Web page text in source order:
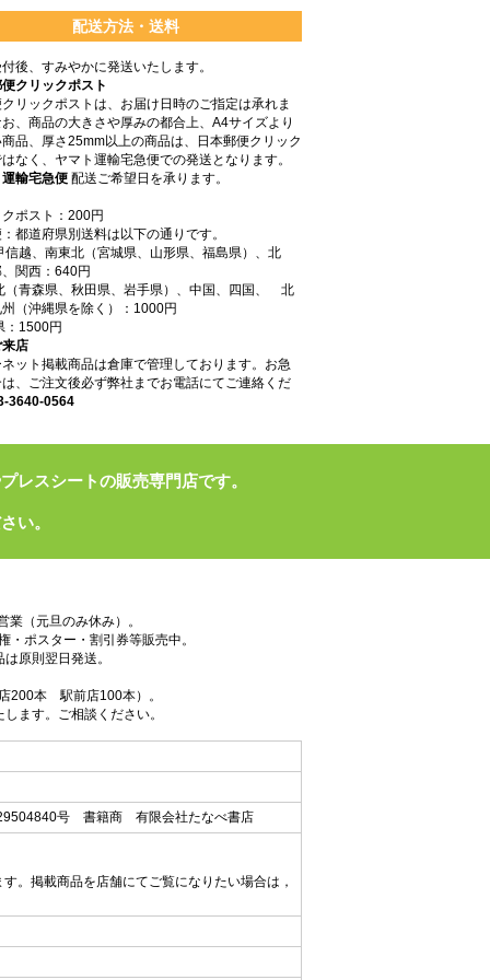
配送方法・送料
後、すみやかに発送いたします。
クリックポスト
リックポストは、お届け日時のご指定は承れま
、商品の大きさや厚みの都合上、A4サイズより
品、厚さ25mm以上の商品は、日本郵便クリック
なく、ヤマト運輸宅急便での発送となります。
輸宅急便 配送ご希望日を承ります。
ポスト：200円
都道府県別送料は以下の通りです。
信越、南東北（宮城県、山形県、福島県）、北
関西：640円
（青森県、秋田県、岩手県）、中国、四国、 北
（沖縄県を除く）：1000円
：1500円
店
ット掲載商品は倉庫で管理しております。お急
、ご注文後必ず弊社までお電話にてご連絡くだ
3640-0564
レスシートの販売専門店です。
い。
（元旦のみ休み）。
ポスター・割引券等販売中。
原則翌日発送。
200本 駅前店100本）。
ます。ご相談ください。
号 書籍商 有限会社たなべ書店
。掲載商品を店舗にてご覧になりたい場合は，